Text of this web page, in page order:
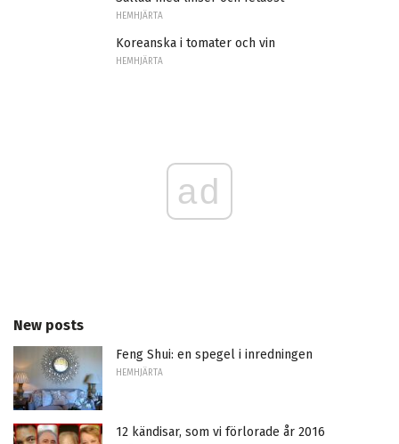
HEMHJÄRTA
Koreanska i tomater och vin
HEMHJÄRTA
ad
New posts
Feng Shui: en spegel i inredningen
HEMHJÄRTA
12 kändisar, som vi förlorade år 2016